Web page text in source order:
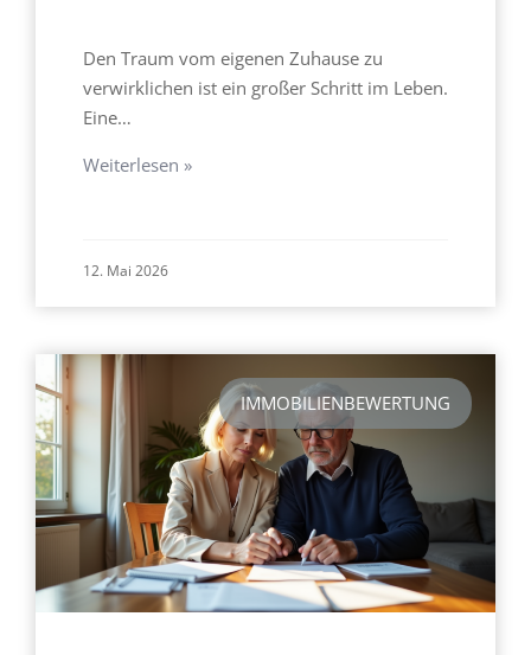
Den Traum vom eigenen Zuhause zu
verwirklichen ist ein großer Schritt im Leben.
Eine…
Weiterlesen »
12. Mai 2026
IMMOBILIENBEWERTUNG